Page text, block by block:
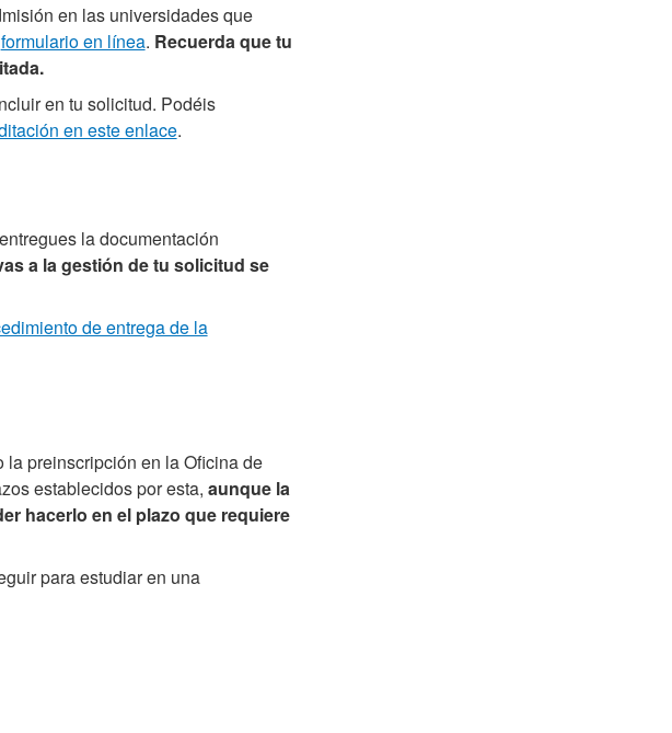
en las universidades que
formulario en línea. Recuerda que tu
en tu solicitud. Podéis
en este enlace.
la documentación
a la gestión de tu solicitud se
de entrega de la
preinscripción en la Oficina de
establecidos por esta, aunque la
hacerlo en el plazo que requiere
para estudiar en una